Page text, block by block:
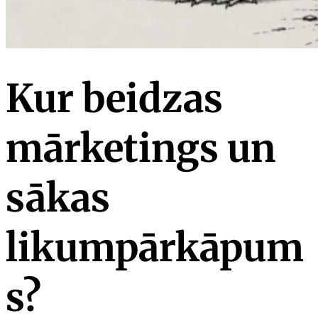
Kur beidzas
mārketings un
sākas
likumpārkāpum
s?